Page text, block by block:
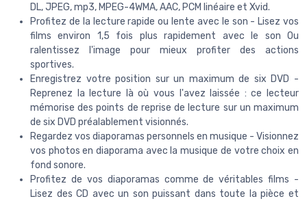
DL, JPEG, mp3, MPEG-4WMA, AAC, PCM linéaire et Xvid.
Profitez de la lecture rapide ou lente avec le son - Lisez vos
films environ 1,5 fois plus rapidement avec le son Ou
ralentissez l'image pour mieux profiter des actions
sportives.
Enregistrez votre position sur un maximum de six DVD -
Reprenez la lecture là où vous l'avez laissée : ce lecteur
mémorise des points de reprise de lecture sur un maximum
de six DVD préalablement visionnés.
Regardez vos diaporamas personnels en musique - Visionnez
vos photos en diaporama avec la musique de votre choix en
fond sonore.
Profitez de vos diaporamas comme de véritables films -
Lisez des CD avec un son puissant dans toute la pièce et